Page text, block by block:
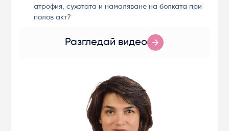
атрофия, сухотата и намаляване на болката при
полов акт?
Разгледай видео